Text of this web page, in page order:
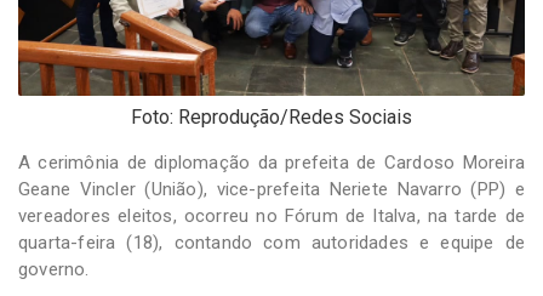
Foto: Reprodução/Redes Sociais
A cerimônia de diplomação da prefeita de Cardoso Moreira
Geane Vincler (União), vice-prefeita Neriete Navarro (PP) e
vereadores eleitos, ocorreu no Fórum de Italva, na tarde de
quarta-feira (18), contando com autoridades e equipe de
governo.